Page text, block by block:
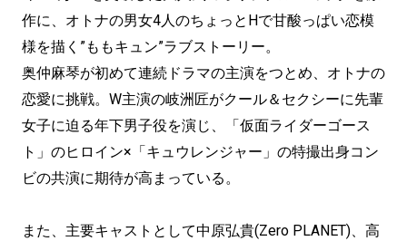
作に、オトナの男女4人のちょっとHで甘酸っぱい恋模
様を描く”ももキュン”ラブストーリー。
奥仲麻琴が初めて連続ドラマの主演をつとめ、オトナの
恋愛に挑戦。W主演の岐洲匠がクール＆セクシーに先輩
女子に迫る年下男子役を演じ、「仮面ライダーゴース
ト」のヒロイン×「キュウレンジャー」の特撮出身コン
ビの共演に期待が高まっている。
また、主要キャストとして中原弘貴(Zero PLANET)、高